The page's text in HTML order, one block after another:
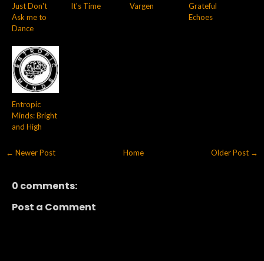
Just Don't
Ask me to
Dance
It's Time
Vargen
Grateful
Echoes
Entropic
Minds: Bright
and High
← Newer Post Older Post →
Home
0 comments:
Post a Comment